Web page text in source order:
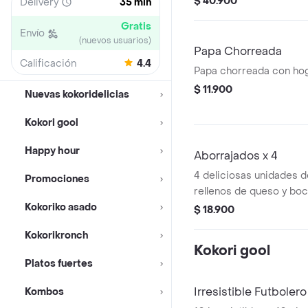
Envío Gratis
(nuevos usuarios)
Calificación 4.4
Nuevas kokoridelicias
Kokori gool
Happy hour
Promociones
Kokoriko asado
Kokorikronch
Platos fuertes
Kombos
Papa Chorreada
Papa chorreada con
$ 11.900
Aborrajados x 4
4 deliciosas unidades
rellenos de queso y
$ 18.900
Kokori gool
Irresistible Futbolero